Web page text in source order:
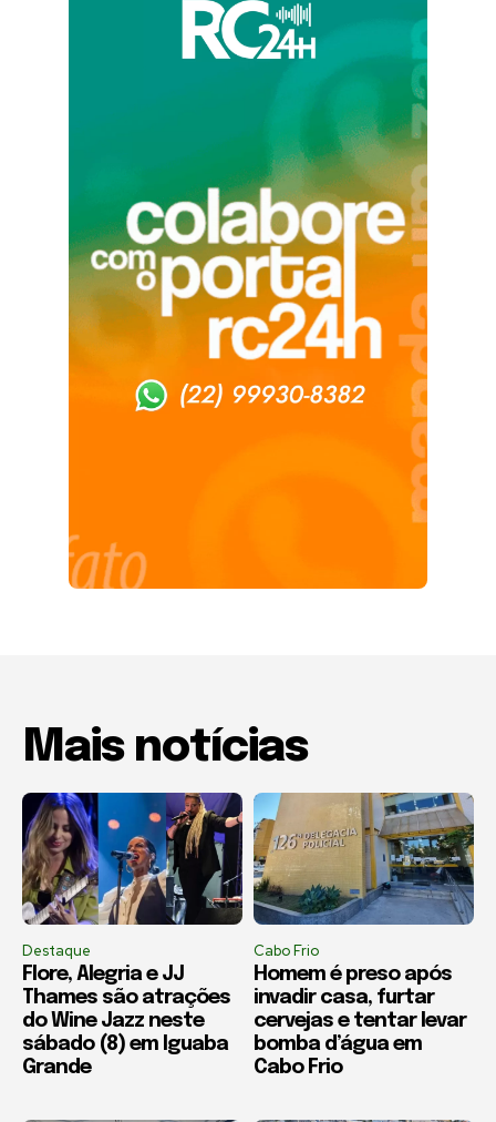
Mais notícias
Destaque
Flore, Alegria e JJ
Thames são atrações
do Wine Jazz neste
sábado (8) em Iguaba
Grande
Cabo Frio
Homem é preso após
invadir casa, furtar
cervejas e tentar levar
bomba d’água em
Cabo Frio